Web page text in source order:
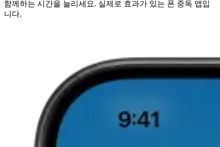
함께하는 시간을 늘리세요. 실제로 효과가 있는 폰 중독 앱입
니다.